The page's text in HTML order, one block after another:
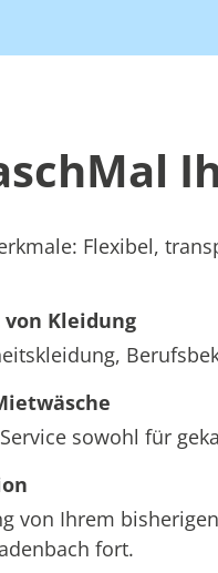
Flexibel,
Kleidung
sowohl für
von Ihrem
fort.